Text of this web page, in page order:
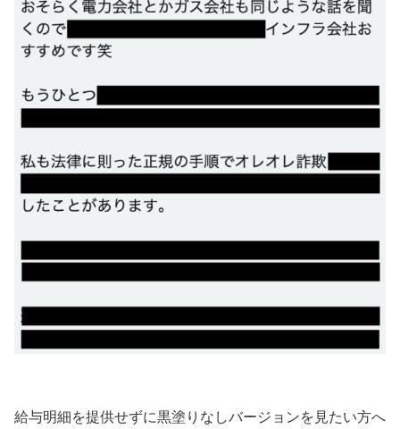
給与明細を提供せずに黒塗りなしバージョンを見たい方へ